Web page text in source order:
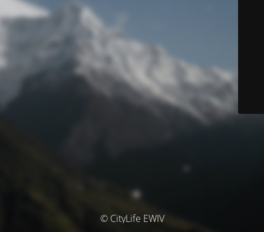
© CityLife EWIV